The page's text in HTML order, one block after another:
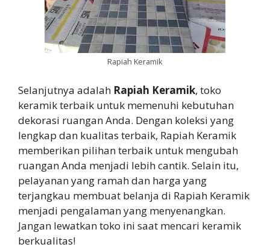
Rapiah Keramik
Selanjutnya adalah Rapiah Keramik, toko
keramik terbaik untuk memenuhi kebutuhan
dekorasi ruangan Anda. Dengan koleksi yang
lengkap dan kualitas terbaik, Rapiah Keramik
memberikan pilihan terbaik untuk mengubah
ruangan Anda menjadi lebih cantik. Selain itu,
pelayanan yang ramah dan harga yang
terjangkau membuat belanja di Rapiah Keramik
menjadi pengalaman yang menyenangkan.
Jangan lewatkan toko ini saat mencari keramik
berkualitas!